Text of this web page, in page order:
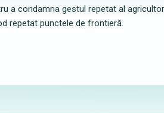
a condamna gestul repetat al
repetat punctele de frontieră.